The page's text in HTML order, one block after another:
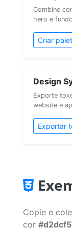
Combine
hero e
Criar
Design
Exporte
website e
Exportar
Copie e
cor #d2dcf5